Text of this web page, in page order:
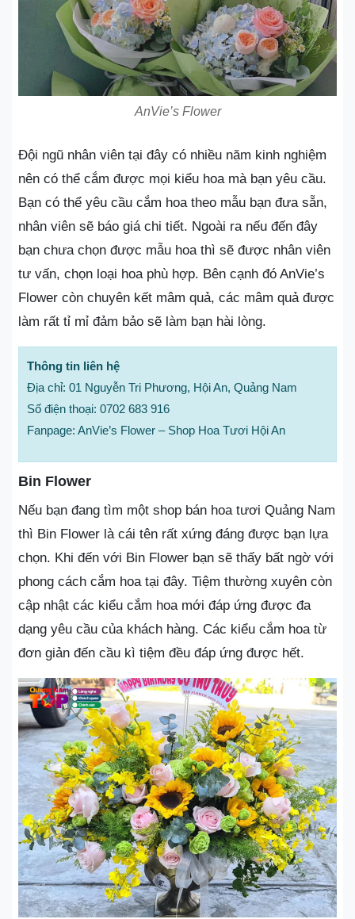
AnVie’s Flower
Đội ngũ nhân viên tại đây có nhiều năm kinh nghiệm
nên có thể cắm được mọi kiểu hoa mà bạn yêu cầu.
Bạn có thể yêu cầu cắm hoa theo mẫu bạn đưa sẵn,
nhân viên sẽ báo giá chi tiết. Ngoài ra nếu đến đây
bạn chưa chọn được mẫu hoa thì sẽ được nhân viên
tư vấn, chọn loại hoa phù hợp. Bên cạnh đó AnVie’s
Flower còn chuyên kết mâm quả, các mâm quả được
làm rất tỉ mỉ đảm bảo sẽ làm bạn hài lòng.
Thông tin liên hệ
Địa chỉ: 01 Nguyễn Tri Phương, Hội An, Quảng Nam
Số điện thoại: 0702 683 916
Fanpage: AnVie’s Flower – Shop Hoa Tươi Hội An
Bin Flower
Nếu bạn đang tìm một shop bán hoa tươi Quảng Nam
thì Bin Flower là cái tên rất xứng đáng được bạn lựa
chọn. Khi đến với Bin Flower bạn sẽ thấy bất ngờ với
phong cách cắm hoa tại đây. Tiệm thường xuyên còn
cập nhật các kiểu cắm hoa mới đáp ứng được đa
dạng yêu cầu của khách hàng. Các kiểu cắm hoa từ
đơn giản đến cầu kì tiệm đều đáp ứng được hết.